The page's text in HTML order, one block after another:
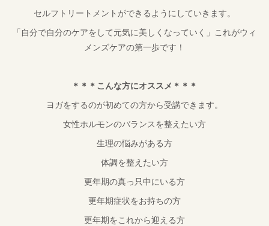
セルフトリートメントができるようにしていきます。
「自分で自分のケアをして元気に美しくなっていく」これがウィ
メンズケアの第一歩です！
＊＊＊こんな方にオススメ＊＊＊
ヨガをするのが初めての方から受講できます。
女性ホルモンのバランスを整えたい方
生理の悩みがある方
体調を整えたい方
更年期の真っ只中にいる方
更年期症状をお持ちの方
更年期をこれから迎える方